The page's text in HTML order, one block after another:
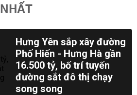
Hưng Yên sắp xây đường
Phố Hiến - Hưng Hà gần
16.500 tỷ, bố trí tuyến
đường sắt đô thị chạy
song song